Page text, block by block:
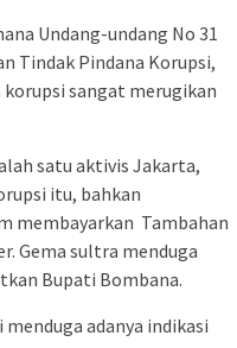
Undang-undang No 31
Tindak Pindana Korupsi,
sangat merugikan
satu aktivis Jakarta,
itu, bahkan
membayarkan Tambahan
Gema sultra menduga
Bupati Bombana.
adanya indikasi